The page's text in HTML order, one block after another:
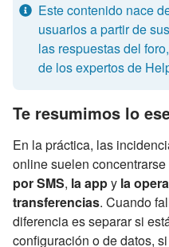
Este contenido nace
usuarios a partir de
las respuestas del
de los expertos de
Te resumimos lo
En la práctica, las
online suelen concentrarse
por SMS, la appy la
transferencias. Cuando
diferencia es separar si
configuración o de datos,